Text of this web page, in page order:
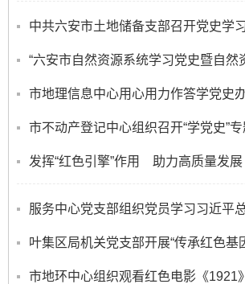
发挥“红色引擎”作用 助力高质量发展
市地环中心组织观看红色电影《1921》